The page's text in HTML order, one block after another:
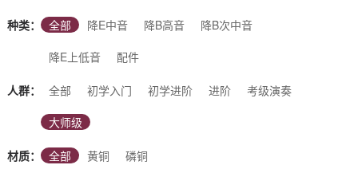
种类： 全部 降E中音 降B高音
降B次中音
降E上低音
配件
人群： 全部 初学入门 初学进阶 进阶
考级演奏
大师级
材质： 全部 黄铜 磷铜